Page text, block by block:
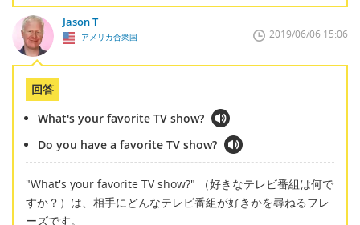
Jason T
アメリカ合衆国 2019/06/06 15:06
回答
What's your favorite TV show?
Do you have a favorite TV show?
"What's your favorite TV show?" （好きなテレビ番組は何で
すか？）は、相手にどんなテレビ番組が好きかを尋ねるフレ
ーズです。